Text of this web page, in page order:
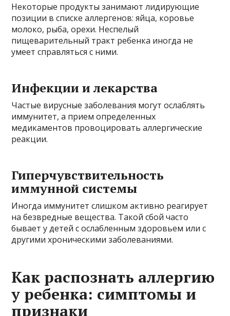
Некоторые продукты занимают лидирующие
позиции в списке аллергенов: яйца, коровье
молоко, рыба, орехи. Неспелый
пищеварительный тракт ребенка иногда не
умеет справляться с ними.
Инфекции и лекарства
Частые вирусные заболевания могут ослаблять
иммунитет, а прием определенных
медикаментов провоцировать аллергические
реакции.
Гиперчувствительность
иммунной системы
Иногда иммунитет слишком активно реагирует
на безвредные вещества. Такой сбой часто
бывает у детей с ослабленным здоровьем или с
другими хроническими заболеваниями.
Как распознать аллергию
у ребенка: симптомы и
признаки